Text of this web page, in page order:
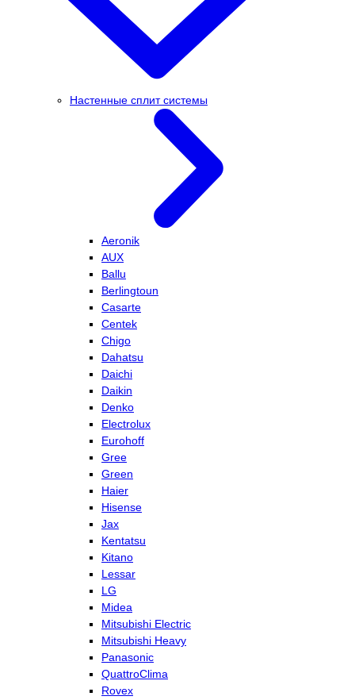
Настенные сплит системы
Aeronik
AUX
Ballu
Berlingtoun
Casarte
Centek
Chigo
Dahatsu
Daichi
Daikin
Denko
Electrolux
Eurohoff
Gree
Green
Haier
Hisense
Jax
Kentatsu
Kitano
Lessar
LG
Midea
Mitsubishi Electric
Mitsubishi Heavy
Panasonic
QuattroClima
Rovex